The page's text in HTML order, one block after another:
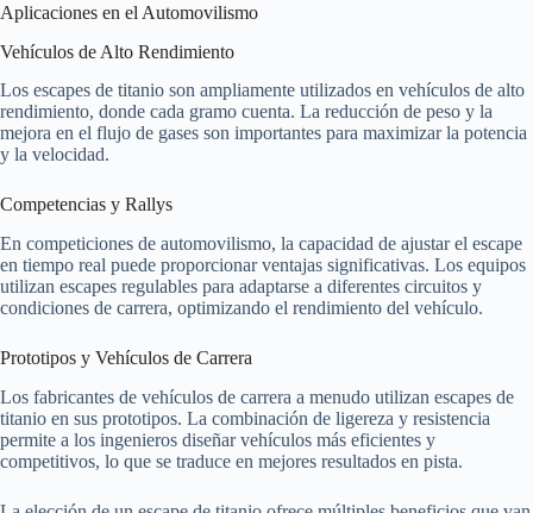
Aplicaciones en el Automovilismo
Vehículos de Alto Rendimiento
Los escapes de titanio son ampliamente utilizados en vehículos de alto
rendimiento, donde cada gramo cuenta. La reducción de peso y la
mejora en el flujo de gases son importantes para maximizar la potencia
y la velocidad.
Competencias y Rallys
En competiciones de automovilismo, la capacidad de ajustar el escape
en tiempo real puede proporcionar ventajas significativas. Los equipos
utilizan escapes regulables para adaptarse a diferentes circuitos y
condiciones de carrera, optimizando el rendimiento del vehículo.
Prototipos y Vehículos de Carrera
Los fabricantes de vehículos de carrera a menudo utilizan escapes de
titanio en sus prototipos. La combinación de ligereza y resistencia
permite a los ingenieros diseñar vehículos más eficientes y
competitivos, lo que se traduce en mejores resultados en pista.